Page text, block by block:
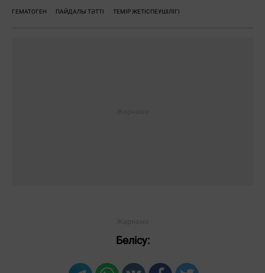
ГЕМАТОГЕН ПАЙДАЛЫ ТӘТТІ ТЕМІР ЖЕТІСПЕУШІЛІГІ
Бөлісу: